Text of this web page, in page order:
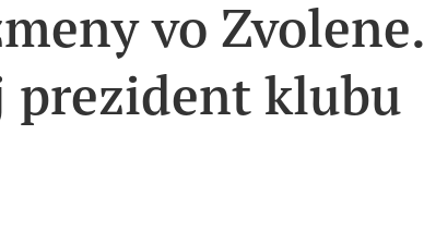
vo Zvolene.
prezident klubu